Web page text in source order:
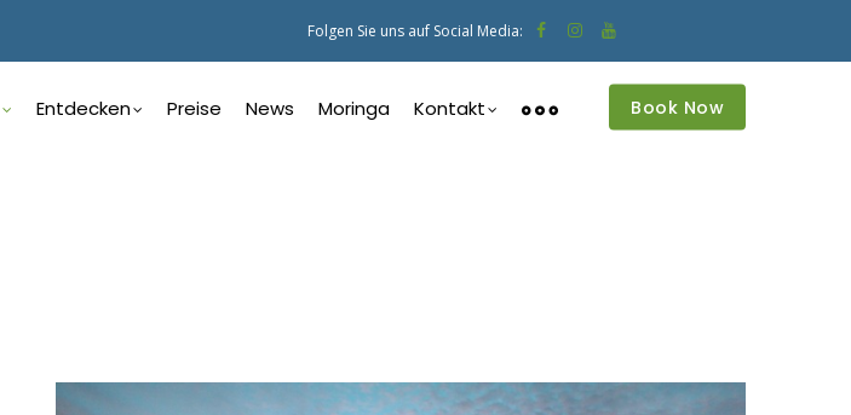
Folgen Sie uns auf Social Media:
Entdecken Preise News Moringa Kontakt Book Now